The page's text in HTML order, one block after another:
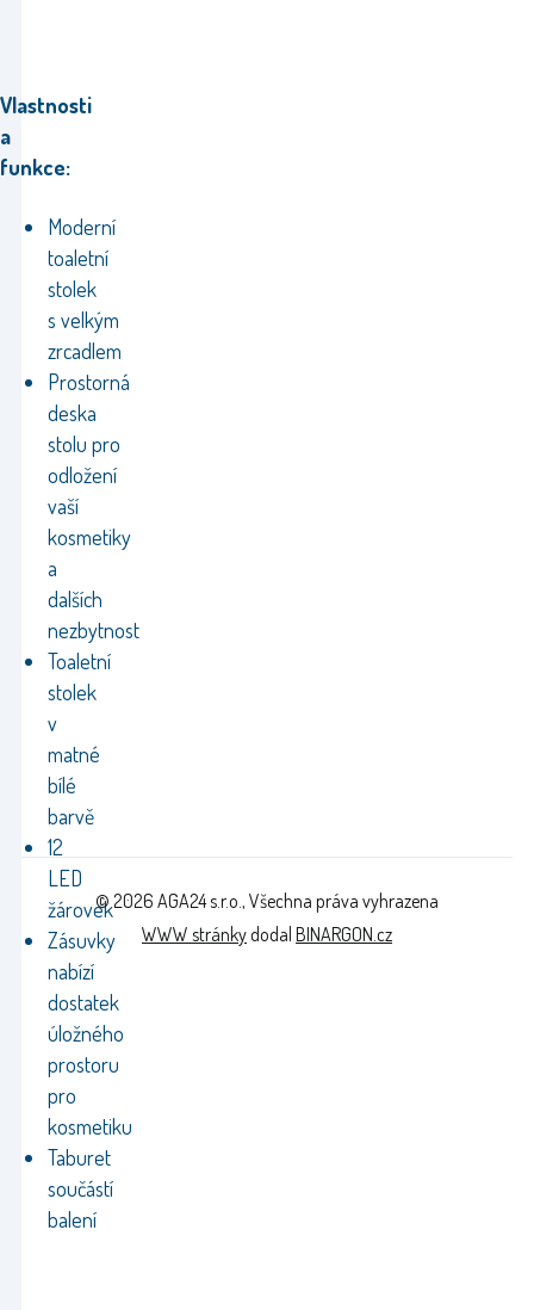
Vlastnosti
a
funkce:
Moderní
toaletní
stolek
s velkým
zrcadlem
Prostorná
deska
stolu pro
odložení
vaší
kosmetiky
a
dalších
nezbytnost
Toaletní
stolek
v
matné
bílé
barvě
12
LED
žárovek
Zásuvky
nabízí
dostatek
úložného
prostoru
pro
kosmetiku
Taburet
součástí
balení
© 2026 AGA24 s.r.o., Všechna práva vyhrazena
WWW stránkydodal BINARGON.cz